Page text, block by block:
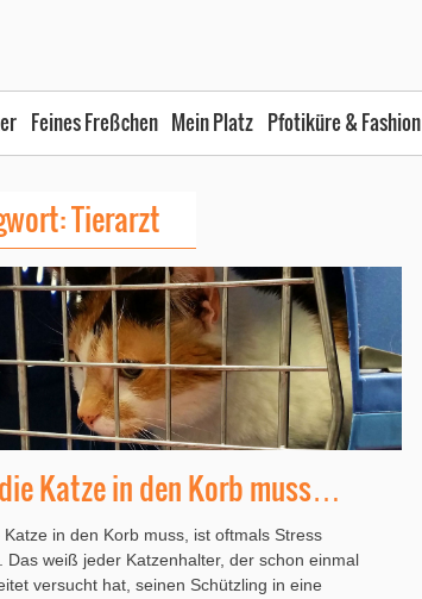
Feines Freßchen Mein Platz Pfotiküre & Fashion
Tierarzt
Katze in den Korb muss…
Katze in den Korb muss, ist oftmals Stress
Das weiß jeder Katzenhalter, der schon einmal
versucht hat, seinen Schützling in eine